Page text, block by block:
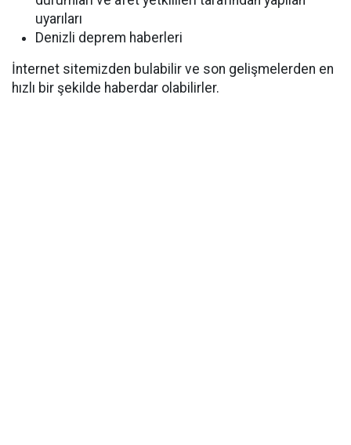
uyarıları
Denizli deprem haberleri
İnternet sitemizden bulabilir ve son gelişmelerden en
hızlı bir şekilde haberdar olabilirler.